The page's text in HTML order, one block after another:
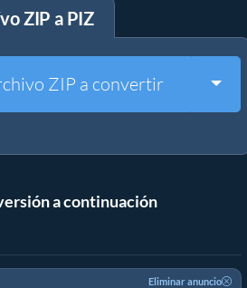
ZIP a PIZ
ZIP a convertir
a continuación
Eliminar anuncio